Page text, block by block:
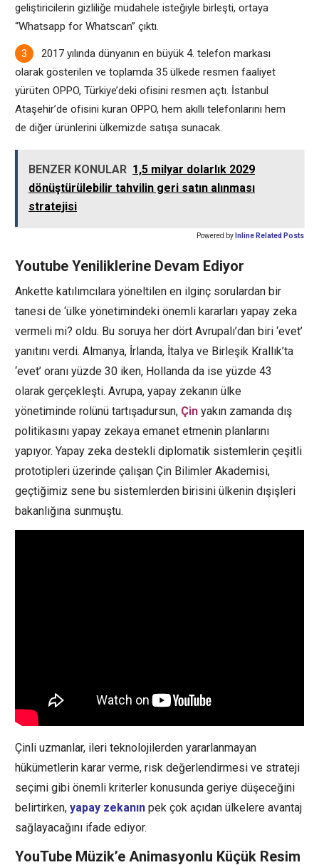
geliştiricilerin gizliliğe müdahele isteğiyle birleşti, ortaya
“Whatsapp for Whatscan” çıktı.
2017 yılında dünyanın en büyük 4. telefon markası
olarak gösterilen ve toplamda 35 ülkede resmen faaliyet
yürüten OPPO, Türkiye’deki ofisini resmen açtı. İstanbul
Ataşehir’de ofisini kuran OPPO, hem akıllı telefonlarını hem
de diğer ürünlerini ülkemizde satışa sunacak.
BENZER KONULAR 1,5 milyar dolarlık 2029
dönüştürülebilir tahvilin geri satın alınması
stratejisi
Powered by Inline Related Posts
Youtube Yeniliklerine Devam Ediyor
Ankette katılımcılara yöneltilen en ilginç sorulardan bir
tanesi de ‘ülke yönetimindeki önemli kararları yapay zeka
vermeli mi? oldu. Bu soruya her dört Avrupalı’dan biri ‘evet’
yanıtını verdi. Almanya, İrlanda, İtalya ve Birleşik Krallık’ta
‘evet’ oranı yüzde 30 iken, Hollanda da ise yüzde 43
olarak gerçekleşti. Avrupa, yapay zekanın ülke
yönetiminde rolünü tartışadursun, Çin yakın zamanda dış
politikasını yapay zekaya emanet etmenin planlarını
yapıyor. Yapay zeka destekli diplomatik sistemlerin çeşitli
prototipleri üzerinde çalışan Çin Bilimler Akademisi,
geçtiğimiz sene bu sistemlerden birisini ülkenin dışişleri
bakanlığına sunmuştu.
Çinli uzmanlar, ileri teknolojilerden yararlanmayan
hükümetlerin karar verme, risk değerlendirmesi ve strateji
seçimi gibi önemli kriterler konusunda geriye düşeceğini
belirtirken, yapay zekanın pek çok açıdan ülkelere avantaj
sağlayacağını ifade ediyor.
YouTube Müzik’e Animasyonlu Küçük Resim